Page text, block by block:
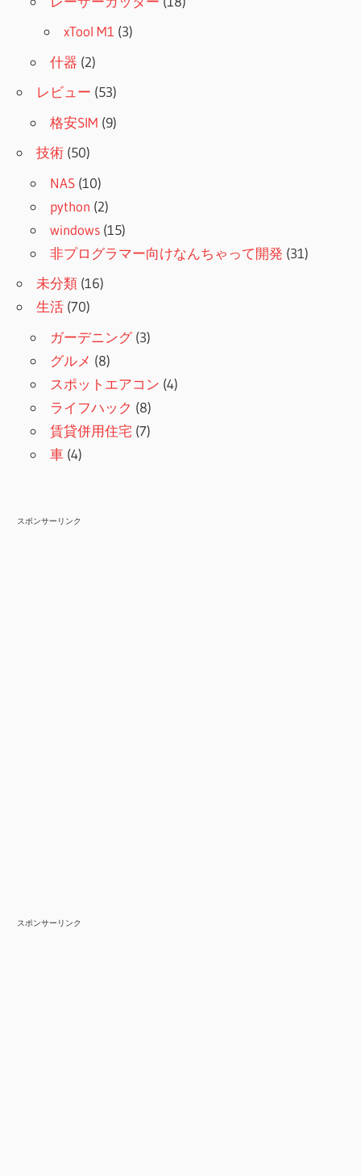
xTool M1 (3)
什器 (2)
レビュー (53)
格安SIM (9)
技術 (50)
NAS (10)
python (2)
windows (15)
非プログラマー向けなんちゃって開発 (31)
未分類 (16)
生活 (70)
ガーデニング(3)
グルメ (8)
スポットエアコン (4)
ライフハック (8)
賃貸併用住宅 (7)
車 (4)
スポンサーリンク
スポンサーリンク